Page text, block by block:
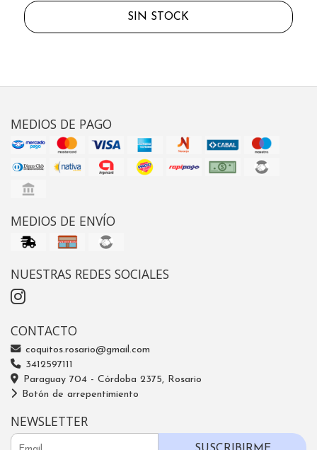
SIN STOCK
MEDIOS DE PAGO
MEDIOS DE ENVÍO
NUESTRAS REDES SOCIALES
CONTACTO
coquitos.rosario@gmail.com
3412597111
Paraguay 704 - Córdoba 2375, Rosario
Botón de arrepentimiento
NEWSLETTER